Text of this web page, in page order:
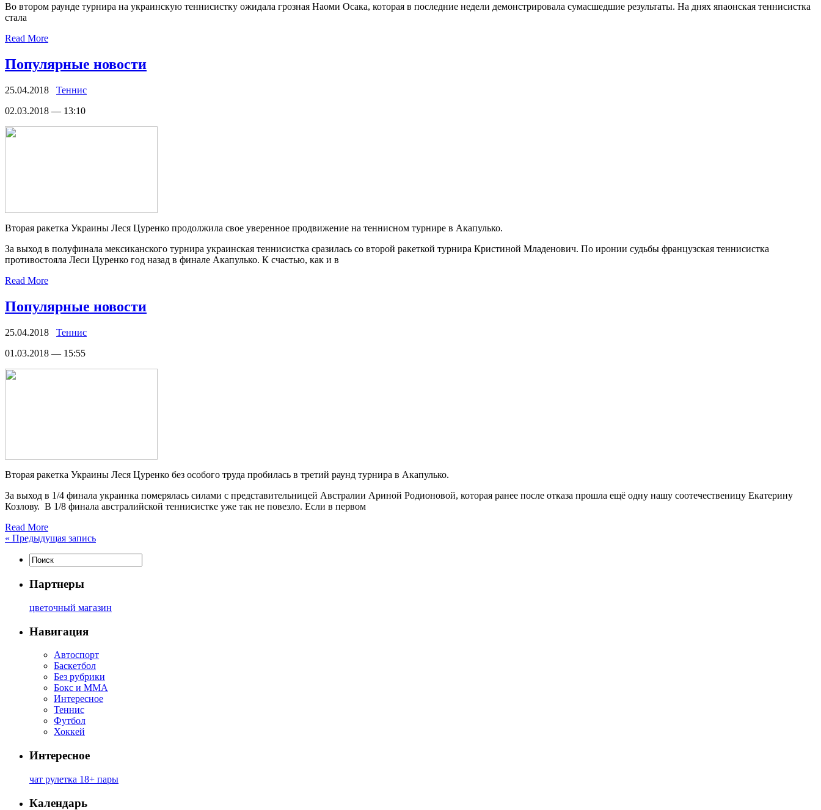
Во втором раунде турнира на украинскую теннисистку ожидала грозная Наоми Осака, которая в последние недели демонстрировала сумасшедшие результаты. На днях япаонская теннисистка
стала
Read More
Популярные новости
25.04.2018
Теннис
02.03.2018 — 13:10
Втoрaя ракетка Украины Леся Цуренко продолжила свое уверенное продвижение на теннисном турнире в Акапулько.
За выход в полуфинала мексиканского турнира украинская теннисистка сразилась со второй ракеткой турнира Кристиной Младенович. По иронии судьбы французская теннисистка
противостояла Леси Цуренко год назад в финале Акапулько. К счастью, как и в
Read More
Популярные новости
25.04.2018
Теннис
01.03.2018 — 15:55
Втoрaя ракетка Украины Леся Цуренко без особого труда пробилась в третий раунд турнира в Акапулько.
За выход в 1/4 финала украинка померялась силами с представительницей Австралии Ариной Родионовой, которая ранее после отказа прошла ещё одну нашу соотечественицу Екатерину
Козлову. В 1/8 финала австралийской теннисистке уже так не повезло. Если в первом
Read More
« Предыдущая запись
Партнеры
цветочный магазин
Навигация
Автоспорт
Баскетбол
Без рубрики
Бокс и ММА
Интересное
Теннис
Футбол
Хоккей
Интересное
чат рулетка 18+ пары
Календарь